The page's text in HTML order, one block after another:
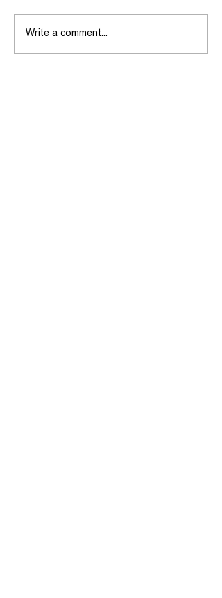
شاندی یەکێتی مامۆستایانی
کوردستان کۆمەڵێک کار و
Write a comment...